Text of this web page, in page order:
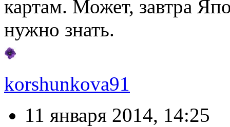
картам. Может, завтра
нужно знать.
korshunkova91
11 января 2014, 14:25